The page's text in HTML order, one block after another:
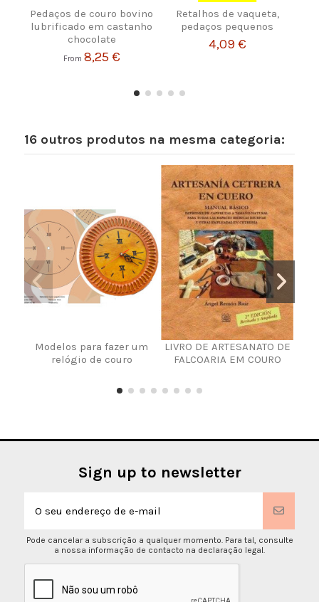
Pedaços de couro bovino
lubrificado em castanho
chocolate
From 8,25 €
Retalhos de vaqueta,
pedaços pequenos
4,09 €
16 outros produtos na mesma categoria:
Modelos para fazer um
relógio de couro
LIVRO DE ARTESANATO DE
FALCOARIA EM COURO
Sign up to newsletter
Pode cancelar a subscrição a qualquer momento. Para tal, consulte
a nossa informação de contacto na declaração legal.